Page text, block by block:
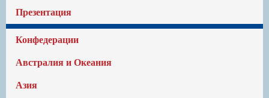
Презентация
Конфедерации
Австралия и Океания
Азия